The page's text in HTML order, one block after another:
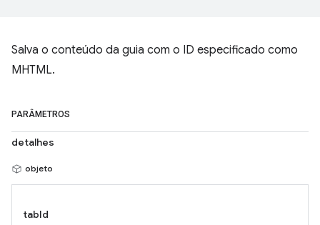
Salva o conteúdo da guia com o ID especificado como
MHTML.
PARÂMETROS
detalhes
objeto
tabId